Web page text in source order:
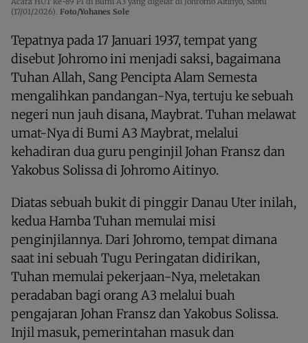
(17/01/2026). Foto/Yohanes Sole
Tepatnya pada 17 Januari 1937, tempat yang
disebut Johromo ini menjadi saksi, bagaimana
Tuhan Allah, Sang Pencipta Alam Semesta
mengalihkan pandangan-Nya, tertuju ke sebuah
negeri nun jauh disana, Maybrat. Tuhan melawat
umat-Nya di Bumi A3 Maybrat, melalui
kehadiran dua guru penginjil Johan Fransz dan
Yakobus Solissa di Johromo Aitinyo.
Diatas sebuah bukit di pinggir Danau Uter inilah,
kedua Hamba Tuhan memulai misi
penginjilannya. Dari Johromo, tempat dimana
saat ini sebuah Tugu Peringatan didirikan,
Tuhan memulai pekerjaan-Nya, meletakan
peradaban bagi orang A3 melalui buah
pengajaran Johan Fransz dan Yakobus Solissa.
Injil masuk, pemerintahan masuk dan